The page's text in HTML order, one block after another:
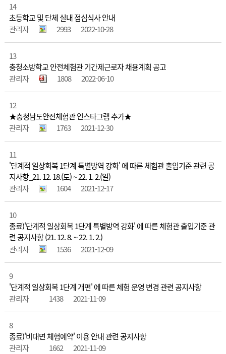
14
초등학교 및 단체 실내 점심식사 안내
관리자
2993 2022-10-28
13
충청소방학교 안전체험관 기간제근로자 채용계획 공고
관리자
1808 2022-06-10
12
★충청남도안전체험관 인스타그램 추가★
관리자
1763 2021-12-30
11
'단계적 일상회복 1단계 특별방역 강화' 에 따른 체험관 출입기준 관련 공
지사항_21. 12. 18.(토) ~ 22. 1. 2.(일)
관리자
1604 2021-12-17
10
종료)'단계적 일상회복 1단계 특별방역 강화' 에 따른 체험관 출입기준 관
련 공지사항 (21. 12. 8. ~ 22. 1. 2.)
관리자
1536 2021-12-09
9
'단계적 일상회복 1단계 개편' 에 따른 체험 운영 변경 관련 공지사항
관리자
1438 2021-11-09
8
종료)'비대면 체험예약' 이용 안내 관련 공지사항
관리자
1662 2021-11-09